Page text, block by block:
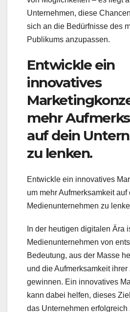
Unternehmen, diese
sich an die Bedürfnisse des
Publikums anzupassen.
Entwickle ein
innovatives
mehr
auf dein
zu lenken.
Entwickle ein innovatives
um mehr Aufmerksamkeit auf
Medienunternehmen zu
In der heutigen digitalen Ära
Medienunternehmen von
Bedeutung, aus der Masse
und die Aufmerksamkeit
gewinnen. Ein innovatives
kann dabei helfen, dieses
das Unternehmen erfolgreich